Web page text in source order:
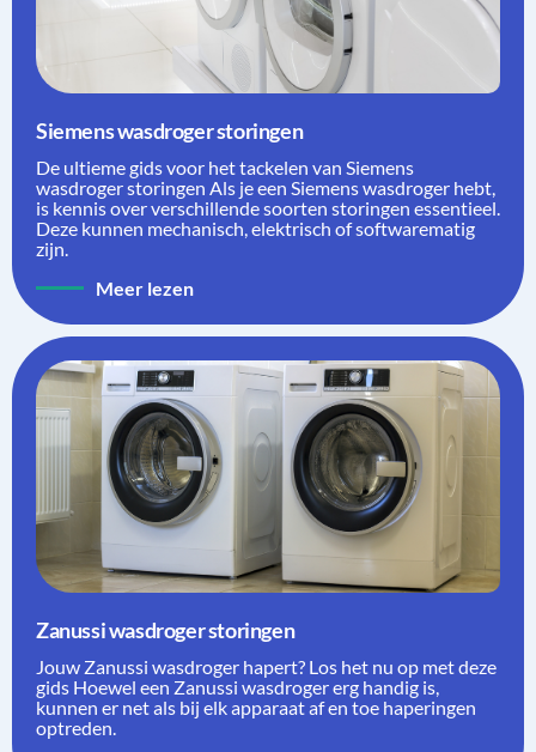
Siemens wasdroger storingen
De ultieme gids voor het tackelen van Siemens
wasdroger storingen Als je een Siemens wasdroger hebt,
is kennis over verschillende soorten storingen essentieel.
Deze kunnen mechanisch, elektrisch of softwarematig
zijn.
Meer lezen
Zanussi wasdroger storingen
Jouw Zanussi wasdroger hapert? Los het nu op met deze
gids Hoewel een Zanussi wasdroger erg handig is,
kunnen er net als bij elk apparaat af en toe haperingen
optreden.